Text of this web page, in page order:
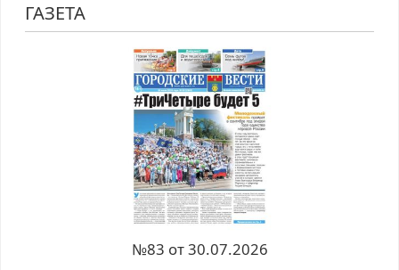
ГАЗЕТА
№83 от 30.07.2026